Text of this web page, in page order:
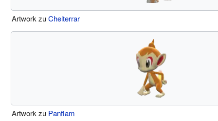
Artwork zuChelterrar
Artwork zu Panflam